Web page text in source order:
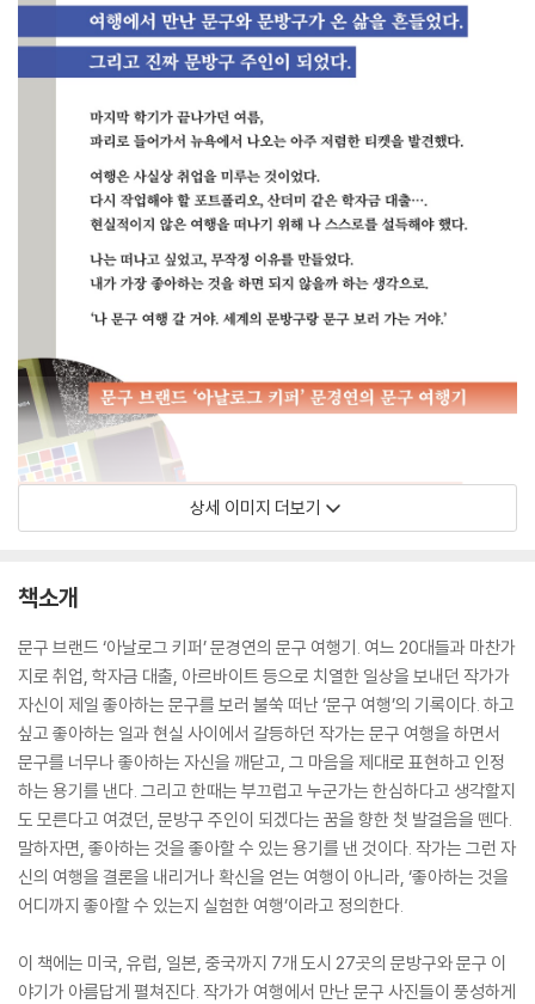
상세 이미지 더보기
책소개
문구 브랜드 ‘아날로그 키퍼’ 문경연의 문구 여행기. 여느 20대들과 마찬가
지로 취업, 학자금 대출, 아르바이트 등으로 치열한 일상을 보내던 작가가
자신이 제일 좋아하는 문구를 보러 불쑥 떠난 ‘문구 여행’의 기록이다. 하고
싶고 좋아하는 일과 현실 사이에서 갈등하던 작가는 문구 여행을 하면서
문구를 너무나 좋아하는 자신을 깨닫고, 그 마음을 제대로 표현하고 인정
하는 용기를 낸다. 그리고 한때는 부끄럽고 누군가는 한심하다고 생각할지
도 모른다고 여겼던, 문방구 주인이 되겠다는 꿈을 향한 첫 발걸음을 뗀다.
말하자면, 좋아하는 것을 좋아할 수 있는 용기를 낸 것이다. 작가는 그런 자
신의 여행을 결론을 내리거나 확신을 얻는 여행이 아니라, ‘좋아하는 것을
어디까지 좋아할 수 있는지 실험한 여행’이라고 정의한다.
이 책에는 미국, 유럽, 일본, 중국까지 7개 도시 27곳의 문방구와 문구 이
야기가 아름답게 펼쳐진다. 작가가 여행에서 만난 문구 사진들이 풍성하게